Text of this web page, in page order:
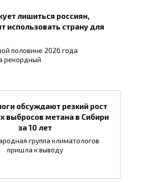
лишиться россиян,
использовать страну для
половине 2026 года
рекордный
обсуждают резкий рост
выбросов метана в Сибири
за 10 лет
группа климатологов
пришла к выводу